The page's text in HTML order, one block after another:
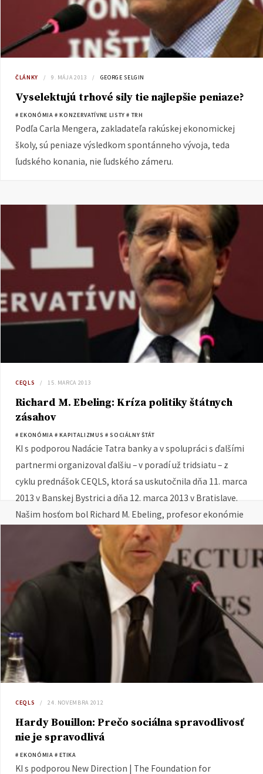
ČLÁNKY 9. MÁJA 2013 GEORGE SELGIN
Vyselektujú trhové sily tie najlepšie peniaze?
# EKONÓMIA # KONZERVATÍVNE LISTY # TRH
Podľa Carla Mengera, zakladateľa rakúskej ekonomickej
školy, sú peniaze výsledkom spontánneho vývoja, teda
ľudského konania, nie ľudského zámeru.
CEQLS 15. MARCA 2013
Richard M. Ebeling: Kríza politiky štátnych
zásahov
# EKONÓMIA # KAPITALIZMUS # SOCIÁLNY ŠTÁT
KI s podporou Nadácie Tatra banky a v spolupráci s ďalšími
partnermi organizoval ďalšiu – v poradí už tridsiatu – z
cyklu prednášok CEQLS, ktorá sa uskutočnila dňa 11. marca
2013 v Banskej Bystrici a dňa 12. marca 2013 v Bratislave.
Našim hosťom bol Richard M. Ebeling, profesor ekonómie
na Northwood University (USA). Viac o prednáške, vrátane
videozáznamu, nájdete tu.
CEQLS 24. NOVEMBRA 2012
Hardy Bouillon: Prečo sociálna spravodlivosť
nie je spravodlivá
# EKONÓMIA # ETIKA
KI s podporou New Direction | The Foundation for